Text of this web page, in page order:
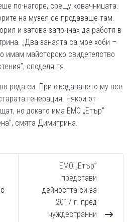
по-нагоре, срещу ковачницата.
на музея се продаваше там.
и затова започнах да работя в
„Два занаята са мое хоби –
имам майсторско свидетелство
споделя тя.
рода си. При създаването му все
генерация. Някои от
но докато има ЕМО „Етър”
смята Димитрина.
ЕМО „Етър”
представи
дейността си за
2017 г. пред
чуждестранни